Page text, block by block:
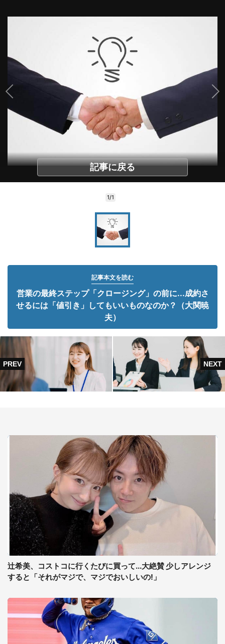
記事に戻る
1/1
記事本文を読む
営業の最終ステップ「クロージング」の前に...成約さ
せるには「値引き」してもいいものなのか？（大関暁
夫）
辻希美、コストコに行くたびに買って...大絶賛 少しアレンジ
すると「それがマジで、マジでおいしいの!」